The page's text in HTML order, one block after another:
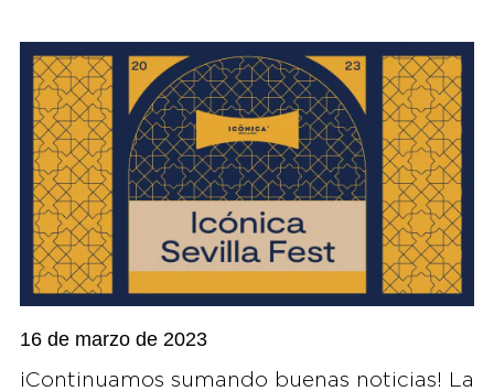
16 de marzo de 2023
¡Continuamos sumando buenas noticias! La